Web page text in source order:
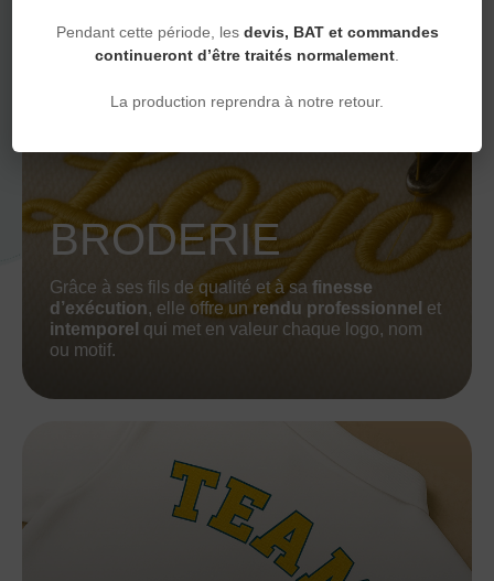
Pendant cette période, les devis, BAT et commandes
continueront d’être traités normalement
La production reprendra à notre retour.
BRODERIE
Grâce à ses fils de qualité et à sa finesse
d’exécution, elle offre un rendu professionnel et
intemporel qui met en valeur chaque logo, nom
ou motif.